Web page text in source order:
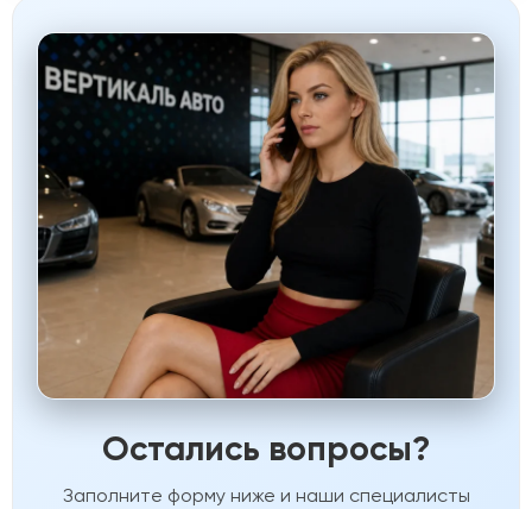
Остались вопросы?
Заполните форму ниже и наши специалисты